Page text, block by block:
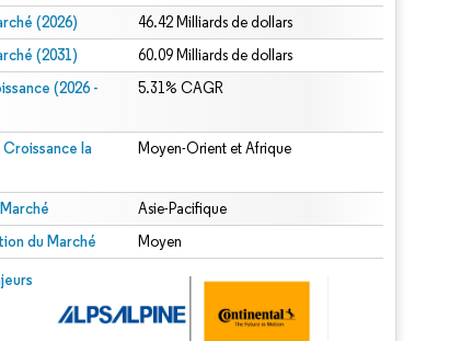
(2026) 46.42 Milliards de dollars
(2031) 60.09 Milliards de dollars
(2026 -
5.31% CAGR
la
Moyen-Orient et Afrique
Asie-Pacifique
du Marché Moyen
Intelligence. La réutilisation nécessite une attribution sous CC BY 4.0.
sous CC BY 4.0.